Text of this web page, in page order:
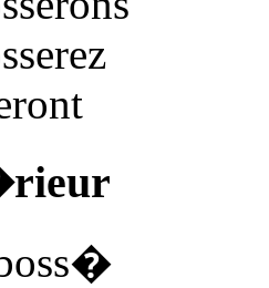
erez
ront
�